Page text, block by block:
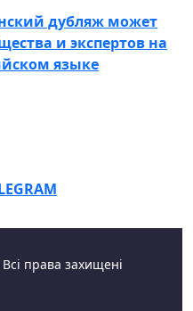
дубляж может
и экспертов на
языке
права захищені